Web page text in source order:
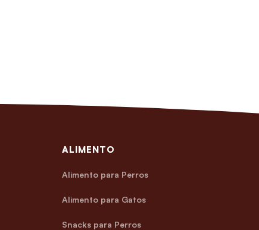
ALIMENTO
Alimento para Perros
Alimento para Gatos
Snacks para Perros